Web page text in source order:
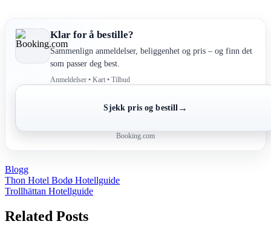
Klar for å bestille?
Sammenlign anmeldelser, beliggenhet og pris – og finn det
som passer deg best.
Anmeldelser • Kart • Tilbud
Sjekk pris og bestill →
Booking.com
Blogg
Post
navigation
Thon Hotel Bodø Hotellguide
Trollhättan Hotellguide
Related Posts